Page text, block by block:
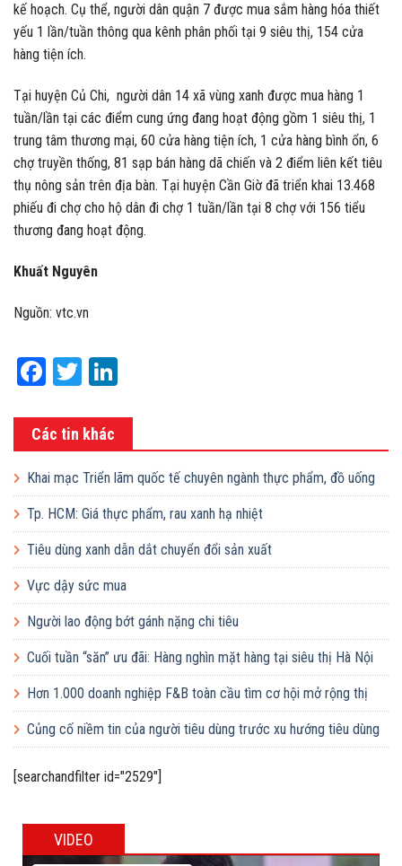
kế hoạch. Cụ thể, người dân quận 7 được mua sắm hàng hóa thiết
yếu 1 lần/tuần thông qua kênh phân phối tại 9 siêu thị, 154 cửa
hàng tiện ích.
Tại huyện Củ Chi, người dân 14 xã vùng xanh được mua hàng 1
tuần/lần tại các điểm cung ứng đang hoạt động gồm 1 siêu thị, 1
trung tâm thương mại, 60 cửa hàng tiện ích, 1 cửa hàng bình ổn, 6
chợ truyền thống, 81 sạp bán hàng dã chiến và 2 điểm liên kết tiêu
thụ nông sản trên địa bàn. Tại huyện Cần Giờ đã triển khai 13.468
phiếu đi chợ cho hộ dân đi chợ 1 tuần/lần tại 8 chợ với 156 tiểu
thương đang hoạt động.
Khuất Nguyên
Nguồn: vtc.vn
Facebook
Twitter
Các tin khác
Khai mạc Triển lãm quốc tế chuyên ngành thực phẩm, đồ uống
và công nghệ chế biến
Tp. HCM: Giá thực phẩm, rau xanh hạ nhiệt
Tiêu dùng xanh dẫn dắt chuyển đổi sản xuất
Vực dậy sức mua
Người lao động bớt gánh nặng chi tiêu
Cuối tuần “săn” ưu đãi: Hàng nghìn mặt hàng tại siêu thị Hà Nội
giảm giá sâu
Hơn 1.000 doanh nghiệp F&B toàn cầu tìm cơ hội mở rộng thị
trường tại Việt Nam
Củng cố niềm tin của người tiêu dùng trước xu hướng tiêu dùng
[searchandfilter id="2529"]
VIDEO